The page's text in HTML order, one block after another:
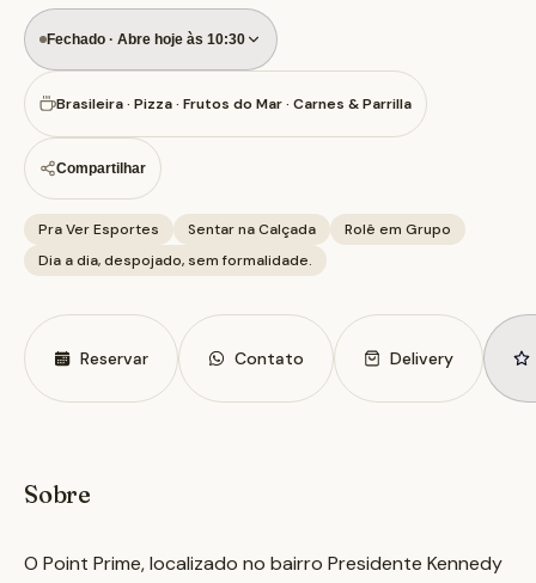
Fechado · Abre hoje às 10:30
Brasileira · Pizza · Frutos do Mar · Carnes & Parrilla
Compartilhar
Pra Ver Esportes Sentar na Calçada
Rolê em Grupo
Dia a dia, despojado, sem formalidade.
Reservar Contato Delivery
Sobre
O Point Prime, localizado no bairro Presidente Kennedy